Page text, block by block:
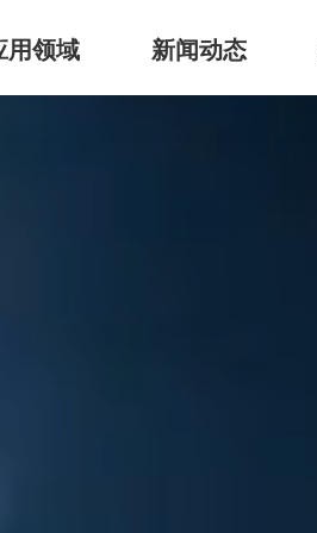
用领域 新闻动态